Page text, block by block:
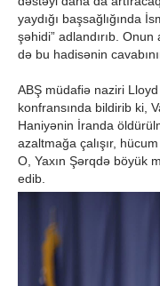
yaydığı başsağlığında
şəhidi” adlandırıb.
də bu hadisənin
ABŞ müdafiə naziri
konfransında bildirib ki,
Haniyənin İranda
azaltmağa çalışır,
O, Yaxın Şərqdə böyük
edib.